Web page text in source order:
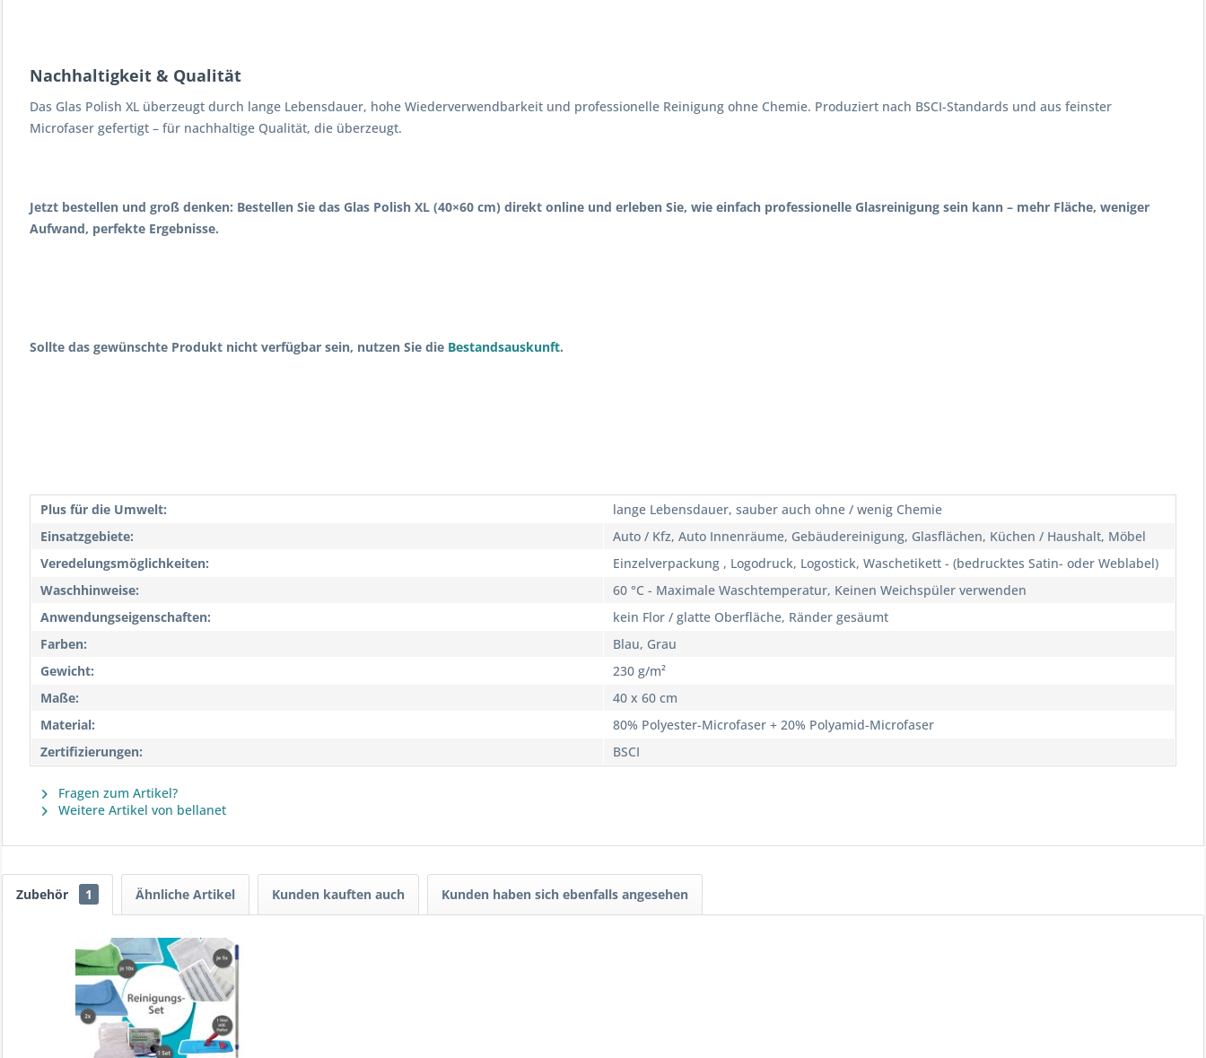
Nachhaltigkeit & Qualität
Das Glas Polish XL überzeugt durch lange Lebensdauer, hohe Wiederverwendbarkeit und professionelle Reinigung ohne Chemie. Produziert nach BSCI-Standards und aus feinster
Microfaser gefertigt – für nachhaltige Qualität, die überzeugt.
Jetzt bestellen und groß denken: Bestellen Sie das Glas Polish XL (40×60 cm) direkt online und erleben Sie, wie einfach professionelle Glasreinigung sein kann – mehr Fläche, weniger
Aufwand, perfekte Ergebnisse.
Sollte das gewünschte Produkt nicht verfügbar sein, nutzen Sie die Bestandsauskunft.
Plus für die Umwelt:
lange Lebensdauer, sauber auch ohne / wenig Chemie
Einsatzgebiete:
Auto / Kfz, Auto Innenräume, Gebäudereinigung, Glasflächen, Küchen / Haushalt, Möbel
Veredelungsmöglichkeiten:
Einzelverpackung , Logodruck, Logostick, Waschetikett - (bedrucktes Satin- oder Weblabel)
Waschhinweise:
60 °C - Maximale Waschtemperatur, Keinen Weichspüler verwenden
Anwendungseigenschaften:
kein Flor / glatte Oberfläche, Ränder gesäumt
Farben:
Blau, Grau
Gewicht:
230 g/m²
Maße:
40 x 60 cm
Material:
80% Polyester-Microfaser + 20% Polyamid-Microfaser
Zertifizierungen:
BSCI
Fragen zum Artikel?
Weitere Artikel von bellanet
Zubehör 1 Ähnliche Artikel Kunden kauften auch Kunden haben sich ebenfalls angesehen